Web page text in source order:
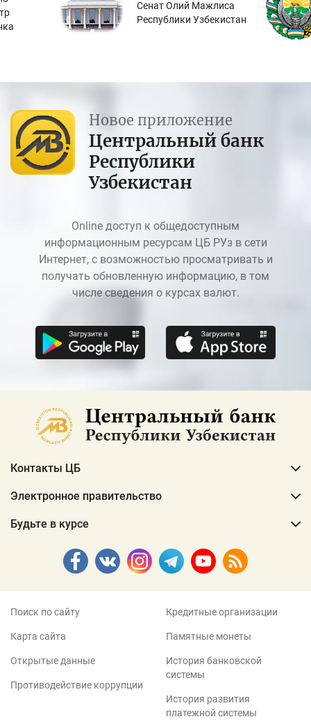
Сенат Олий Мажлиса
Республики Узбекистан
Новое приложение
Центральный банк
Республики
Узбекистан
Online доступ к общедоступным
информационным ресурсам ЦБ РУз в сети
Интернет, с возможностью просматривать и
получать обновленную информацию, в том
числе сведения о курсах валют.
Контакты ЦБ
Электронное правительство
Будьте в курсе
Поиск по сайту
Карта сайта
Открытые данные
Противодействие коррупции
Кредитные организации
Памятные монеты
История банковской
системы
История развития
платежной системы